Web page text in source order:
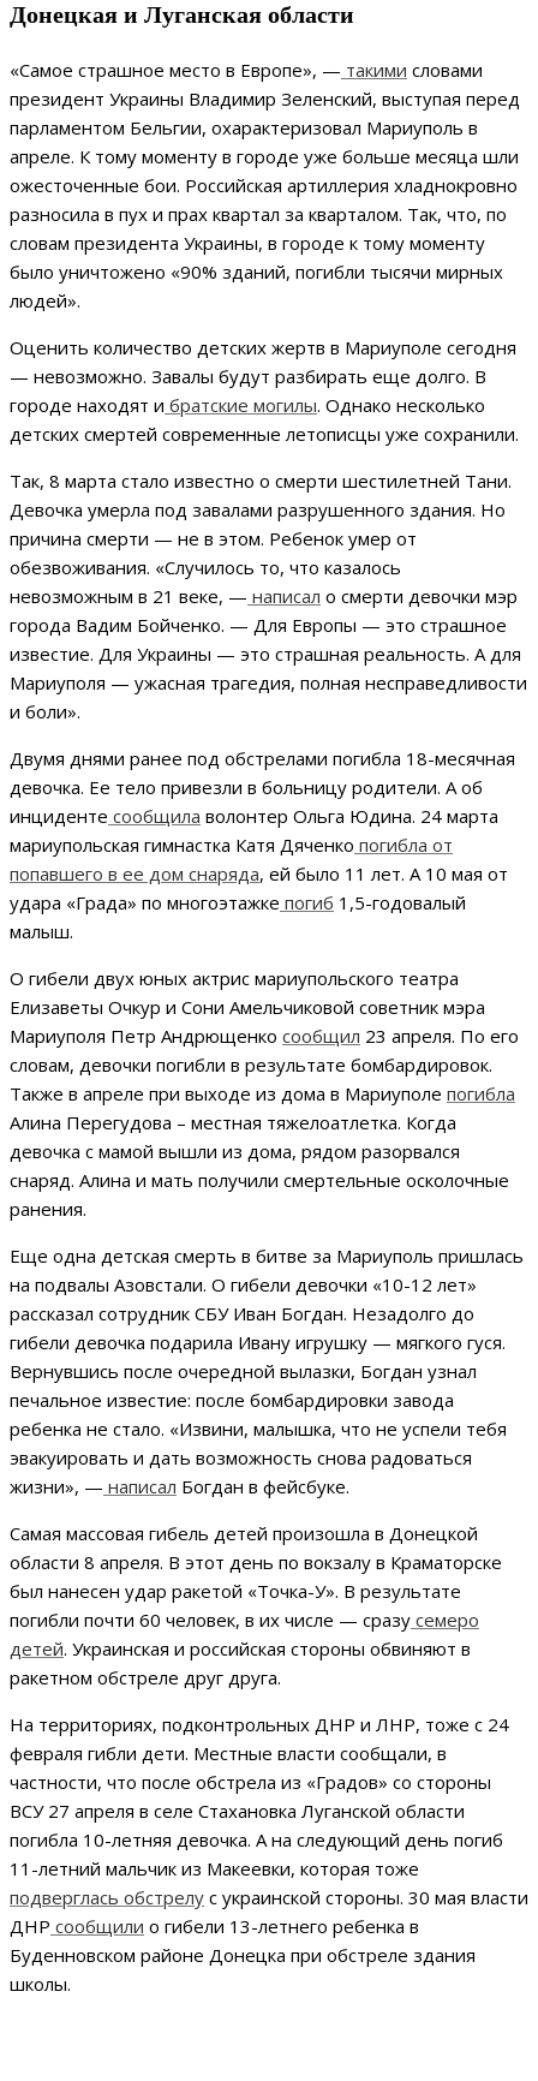
Донецкая и Луганская области
«Самое страшное место в Европе», — такими словами
президент Украины Владимир Зеленский, выступая перед
парламентом Бельгии, охарактеризовал Мариуполь в
апреле. К тому моменту в городе уже больше месяца шли
ожесточенные бои. Российская артиллерия хладнокровно
разносила в пух и прах квартал за кварталом. Так, что, по
словам президента Украины, в городе к тому моменту
было уничтожено «90% зданий, погибли тысячи мирных
людей».
Оценить количество детских жертв в Мариуполе сегодня
— невозможно. Завалы будут разбирать еще долго. В
городе находят и братские могилы. Однако несколько
детских смертей современные летописцы уже сохранили.
Так, 8 марта стало известно о смерти шестилетней Тани.
Девочка умерла под завалами разрушенного здания. Но
причина смерти — не в этом. Ребенок умер от
обезвоживания. «Случилось то, что казалось
невозможным в 21 веке, — написал о смерти девочки мэр
города Вадим Бойченко. — Для Европы — это страшное
известие. Для Украины — это страшная реальность. А для
Мариуполя — ужасная трагедия, полная несправедливости
и боли».
Двумя днями ранее под обстрелами погибла 18-месячная
девочка. Ее тело привезли в больницу родители. А об
инциденте сообщила волонтер Ольга Юдина. 24 марта
мариупольская гимнастка Катя Дяченко погибла от
попавшего в ее дом снаряда, ей было 11 лет. А 10 мая от
удара «Града» по многоэтажке погиб 1,5-годовалый
малыш.
О гибели двух юных актрис мариупольского театра
Елизаветы Очкур и Сони Амельчиковой советник мэра
Мариуполя Петр Андрющенко сообщил 23 апреля. По его
словам, девочки погибли в результате бомбардировок.
Также в апреле при выходе из дома в Мариуполе погибла
Алина Перегудова – местная тяжелоатлетка. Когда
девочка с мамой вышли из дома, рядом разорвался
снаряд. Алина и мать получили смертельные осколочные
ранения.
Еще одна детская смерть в битве за Мариуполь пришлась
на подвалы Азовстали. О гибели девочки «10-12 лет»
рассказал сотрудник СБУ Иван Богдан. Незадолго до
гибели девочка подарила Ивану игрушку — мягкого гуся.
Вернувшись после очередной вылазки, Богдан узнал
печальное известие: после бомбардировки завода
ребенка не стало. «Извини, малышка, что не успели тебя
эвакуировать и дать возможность снова радоваться
жизни», — написал Богдан в фейсбуке.
Самая массовая гибель детей произошла в Донецкой
области 8 апреля. В этот день по вокзалу в Краматорске
был нанесен удар ракетой «Точка-У». В результате
погибли почти 60 человек, в их числе — сразу семеро
детей. Украинская и российская стороны обвиняют в
ракетном обстреле друг друга.
На территориях, подконтрольных ДНР и ЛНР, тоже с 24
февраля гибли дети. Местные власти сообщали, в
частности, что после обстрела из «Градов» со стороны
ВСУ 27 апреля в селе Стахановка Луганской области
погибла 10-летняя девочка. А на следующий день погиб
11-летний мальчик из Макеевки, которая тоже
подверглась обстрелу с украинской стороны. 30 мая власти
ДНР сообщили о гибели 13-летнего ребенка в
Буденновском районе Донецка при обстреле здания
школы.